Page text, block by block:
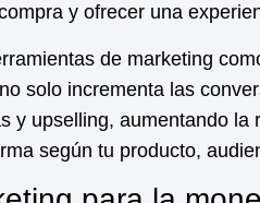
y ofrecer una
de marketing
solo incrementa las
y upselling, aumentando
según tu producto,